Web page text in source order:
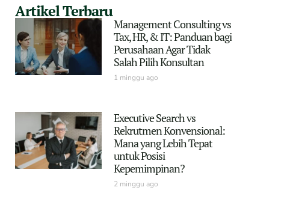
Artikel Terbaru
Management Consulting vs
Tax, HR, & IT: Panduan bagi
Perusahaan Agar Tidak
Salah Pilih Konsultan
1 minggu ago
Executive Search vs
Rekrutmen Konvensional:
Mana yang Lebih Tepat
untuk Posisi
Kepemimpinan?
2 minggu ago